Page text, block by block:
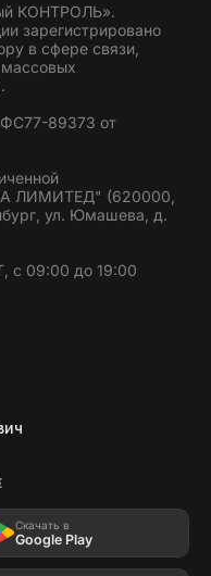
КОНТРОЛЬ».
зарегистрировано
в сфере связи,
89373 от
ЛИМИТЕД" (620000,
ул. Юмашева, д.
с 09:00 до 19:00
Скачать в
Google Play